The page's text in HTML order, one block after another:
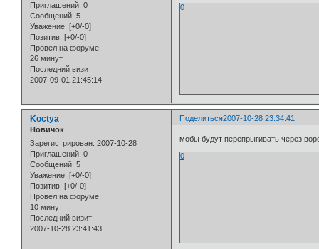
Приглашений: 0
Сообщений: 5
Уважение: [+0/-0]
Позитив: [+0/-0]
Провел на форуме:
26 минут
Последний визит:
2007-09-01 21:45:14
0
Поделиться2007-10-28 23:34:41
Koctya
Новичок
Зарегистрирован: 2007-10-28
Приглашений: 0
Сообщений: 5
Уважение: [+0/-0]
Позитив: [+0/-0]
Провел на форуме:
10 минут
Последний визит:
2007-10-28 23:41:43
мобы будут перепрыгивать через
0